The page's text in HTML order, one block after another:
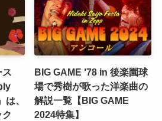
ス
、
BIG GAME ’78 in 後楽園球
場で秀樹が歌った洋楽曲の
解説一覧【BIG GAME
2024特集】